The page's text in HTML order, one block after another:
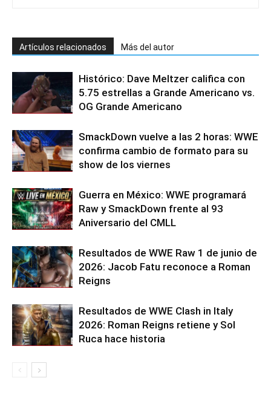
Artículos relacionados Más del autor
Histórico: Dave Meltzer califica con
5.75 estrellas a Grande Americano vs.
OG Grande Americano
SmackDown vuelve a las 2 horas: WWE
confirma cambio de formato para su
show de los viernes
Guerra en México: WWE programará
Raw y SmackDown frente al 93
Aniversario del CMLL
Resultados de WWE Raw 1 de junio de
2026: Jacob Fatu reconoce a Roman
Reigns
Resultados de WWE Clash in Italy
2026: Roman Reigns retiene y Sol
Ruca hace historia